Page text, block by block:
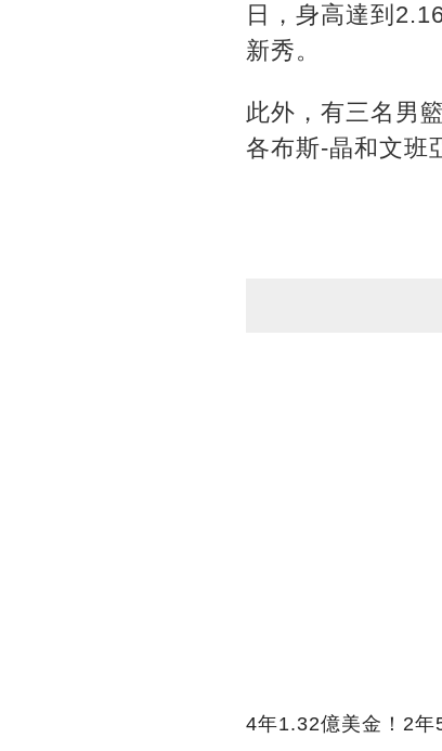
日，身高達到
新秀。
此外，有三名男
各布斯-晶和文班
4年1.32億美金！2年